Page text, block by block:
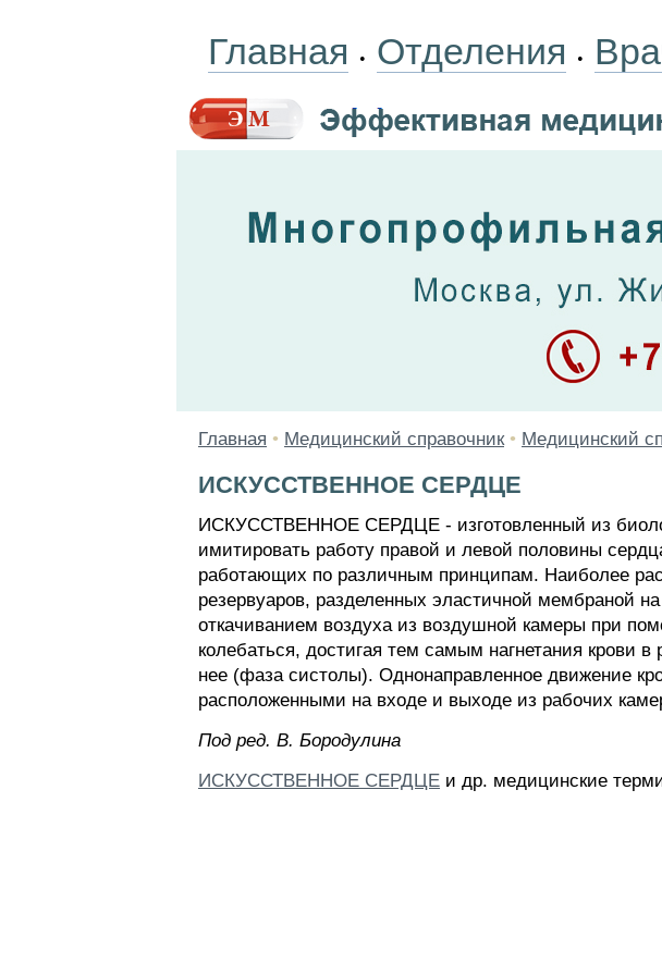
Главная • Отделения •
Главная • Медицинский справочник • Медицинский
ИСКУССТВЕННОЕ СЕРДЦЕ
ИСКУССТВЕННОЕ СЕРДЦЕ - изготовленный из
имитировать работу правой и левой половины
работающих по различным принципам. Наиболее
резервуаров, разделенных эластичной мембраной
откачиванием воздуха из воздушной камеры при
колебаться, достигая тем самым нагнетания
нее (фаза систолы). Однонаправленное движение
расположенными на входе и выходе из рабочих
Пoд peд. B. Бopoдyлинa
ИСКУССТВЕННОЕ СЕРДЦЕ и др. медицинские